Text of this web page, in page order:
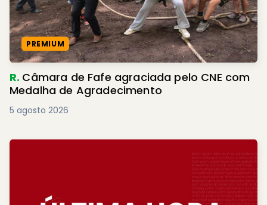
PREMIUM
R. Câmara de Fafe agraciada pelo CNE com
Medalha de Agradecimento
5 agosto 2026